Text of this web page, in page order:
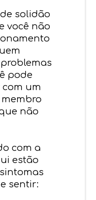
solidão
você não
pode
um
não
com a
estão
sentir: